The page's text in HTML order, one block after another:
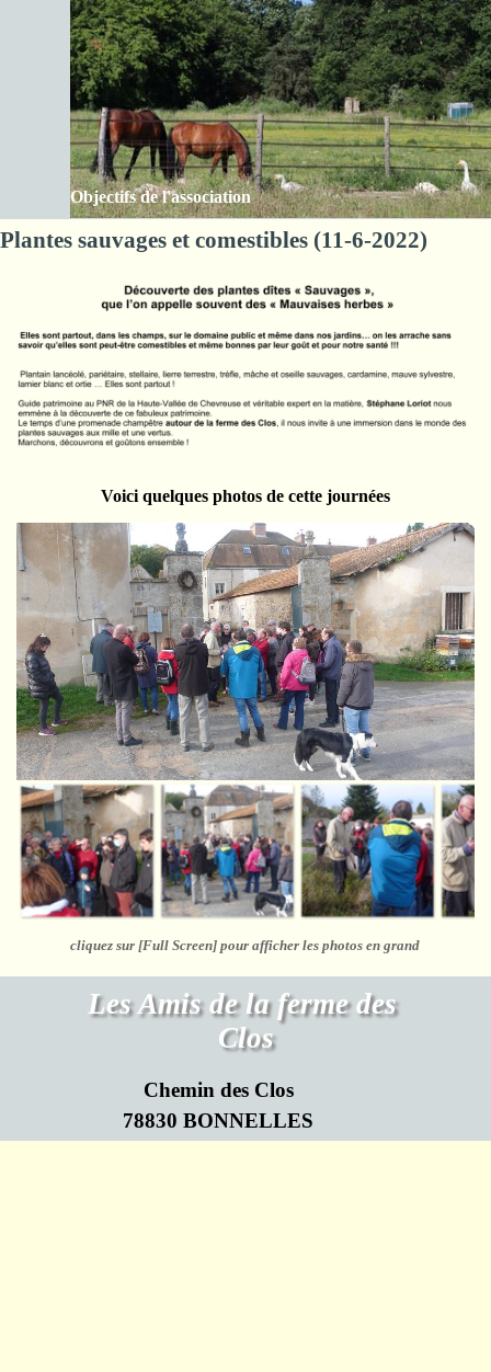
Aller au contenu
Les Amis de la ferme des Clos
Sauter le menu
Objectifs de l'association
Plantes sauvages et comestibles (11-6-2022)
Voici quelques photos de cette journées
cliquez sur [Full Screen] pour afficher les photos en grand
Les Amis de la ferme des
Clos
Chemin des Clos
78830 BONNELLES